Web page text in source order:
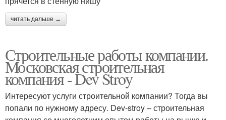
читать дальше →
Строительные работы компании.
Московская строительная
компания - Dev Stroy
Интересуют услуги строительной компании? Тогда вы
попали по нужному адресу. Dev-stroy – строительная